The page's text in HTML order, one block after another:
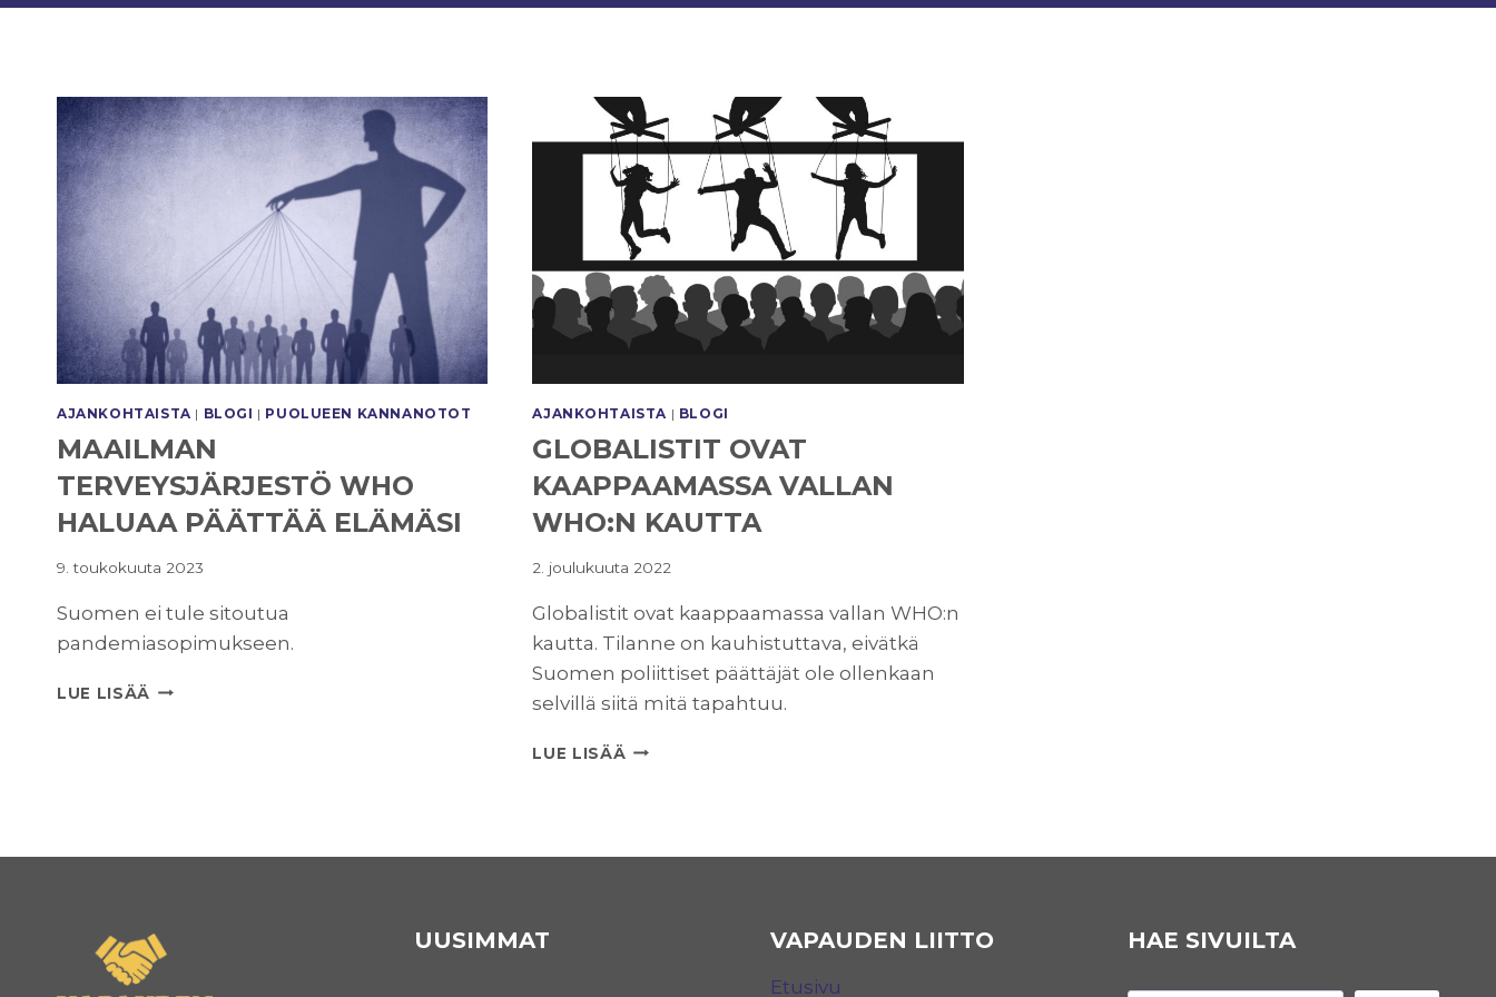
AJANKOHTAISTA | BLOGI | PUOLUEEN KANNANOTOT
MAAILMAN
TERVEYSJÄRJESTÖ WHO
HALUAA PÄÄTTÄÄ ELÄMÄSI
9. toukokuuta 2023
Suomen ei tule sitoutua
pandemiasopimukseen.
LUE LISÄÄ MAAILMAN
AJANKOHTAISTA | BLOGI
GLOBALISTIT OVAT
KAAPPAAMASSA VALLAN
WHO:N KAUTTA
2. joulukuuta 2022
Globalistit ovat kaappaamassa vallan WHO:n
kautta. Tilanne on kauhistuttava, eivätkä
Suomen poliittiset päättäjät ole ollenkaan
selvillä siitä mitä tapahtuu.
LUE LISÄÄ GLOBALISTIT
UUSIMMAT VAPAUDEN LIITTO
Etusivu
HAE SIVUILTA